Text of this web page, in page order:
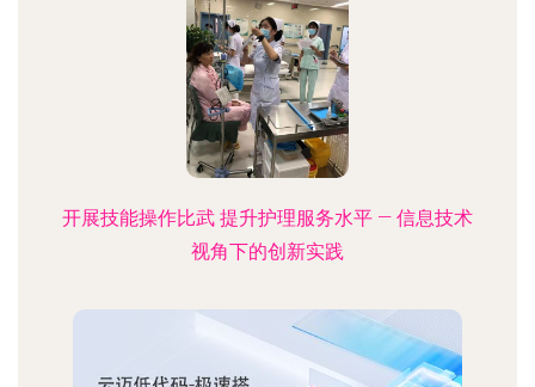
开展技能操作比武 提升护理服务水平 — 信息技术
视角下的创新实践